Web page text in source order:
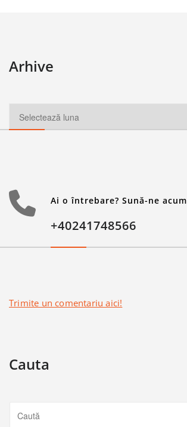
Arhive
Ai o întrebare? Sună-ne acum
+40241748566
Trimite un comentariu aici!
Cauta